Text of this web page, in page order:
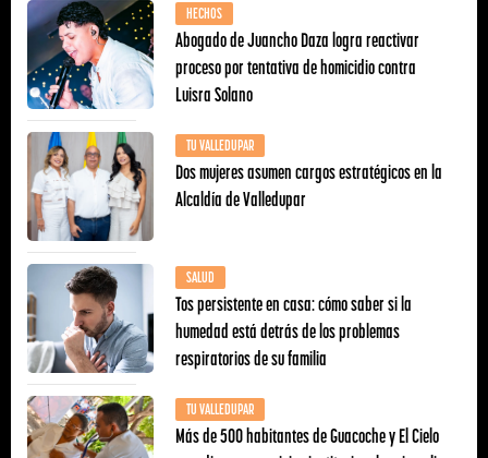
HECHOS
Abogado de Juancho Daza logra reactivar
proceso por tentativa de homicidio contra
Luisra Solano
TU VALLEDUPAR
Dos mujeres asumen cargos estratégicos en la
Alcaldía de Valledupar
SALUD
Tos persistente en casa: cómo saber si la
humedad está detrás de los problemas
respiratorios de su familia
TU VALLEDUPAR
Más de 500 habitantes de Guacoche y El Cielo